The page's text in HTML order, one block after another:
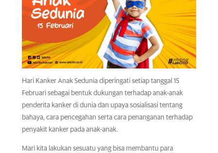
Hari Kanker Anak Sedunia diperingati setiap tanggal 15
Februari sebagai bentuk dukungan terhadap anak-anak
penderita kanker di dunia dan upaya sosialisasi tentang
bahaya, cara pencegahan serta cara penanganan terhadap
penyakit kanker pada anak-anak.
Mari kita lakukan sesuatu yang bisa membantu para